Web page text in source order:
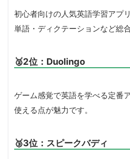
初心者向けの人気英語学習アプ
単語・ディクテーションなど総
🥈2位：Duolingo
ゲーム感覚で英語を学べる定番
使える点が魅力です。
🥉3位：スピークバディ